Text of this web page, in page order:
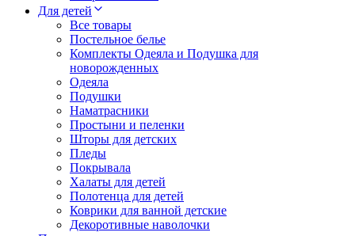
Для детей
Все товары
Постельное белье
Комплекты Одеяла и Подушка для
новорожденных
Одеяла
Подушки
Наматрасники
Простыни и пеленки
Шторы для детских
Пледы
Покрывала
Халаты для детей
Полотенца для детей
Коврики для ванной детские
Декоротивные наволочки